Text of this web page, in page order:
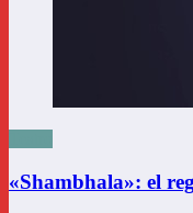
«Shambhala»: el